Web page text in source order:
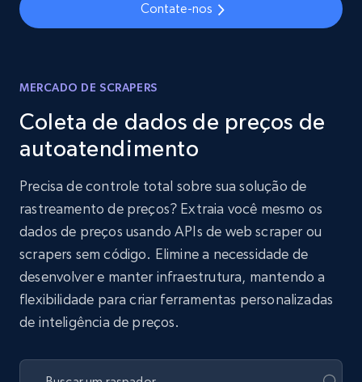
Contate-nos
MERCADO DE SCRAPERS
Coleta de dados de preços de
autoatendimento
Precisa de controle total sobre sua solução de
rastreamento de preços? Extraia você mesmo os
dados de preços usando APIs de web scraper ou
scrapers sem código. Elimine a necessidade de
desenvolver e manter infraestrutura, mantendo a
flexibilidade para criar ferramentas personalizadas
de inteligência de preços.